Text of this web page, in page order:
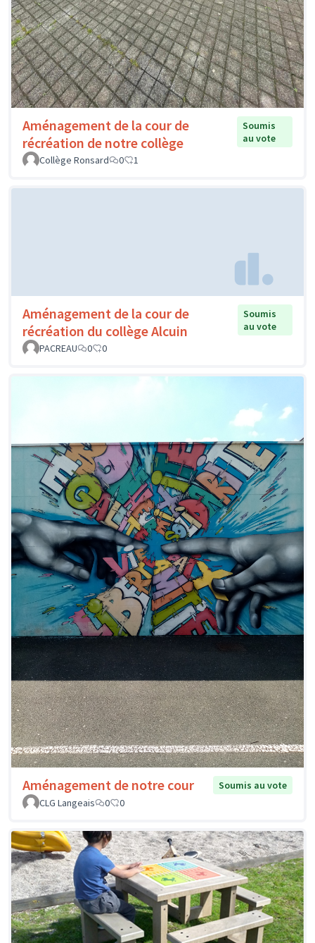
Aménagement de la cour de
récréation de notre collège
Soumis
au vote
Collège Ronsard
0 1
Aménagement de la cour de
récréation du collège Alcuin
Soumis
au vote
PACREAU
0 0
Aménagement de notre cour
Soumis au vote
CLG Langeais
0 0